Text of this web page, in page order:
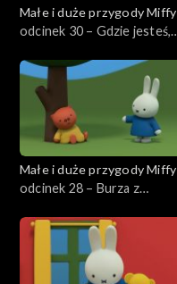
Małe i duże przygody Miffy
odcinek 30 – Gdzie jesteś,
Małe i duże przygody Miffy
odcinek 28 – Burza z